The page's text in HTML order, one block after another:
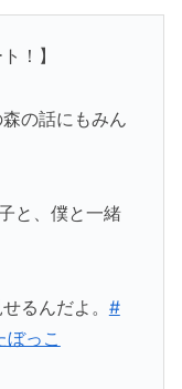
！】
の話にもみん
と、僕と一緒
るんだよ。 #
っこ